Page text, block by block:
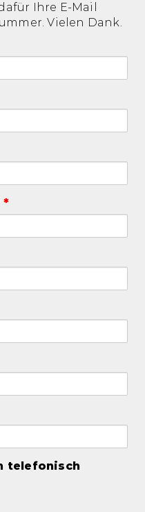
Ihre E-Mail
Vielen Dank.
*
telefonisch